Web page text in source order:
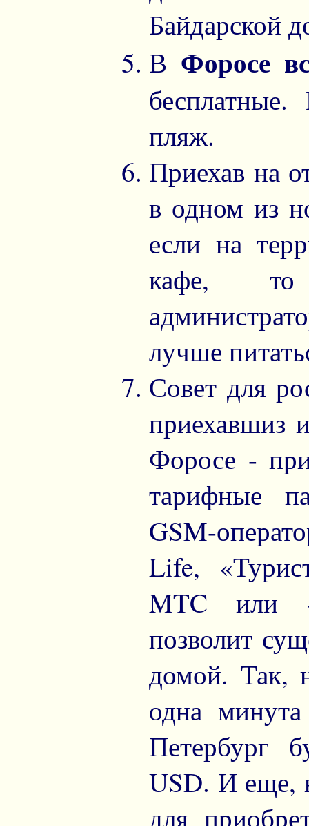
Байдарской
В Форосе
пляж.
Приехав на
в одном из
если на
кафе, то
лучше
Совет для
приехавшиз
Форосе -
тарифные
GSM-
Life,
MTC или
позволит
домой. Так,
одна
Петербург
USD. И еще,
для